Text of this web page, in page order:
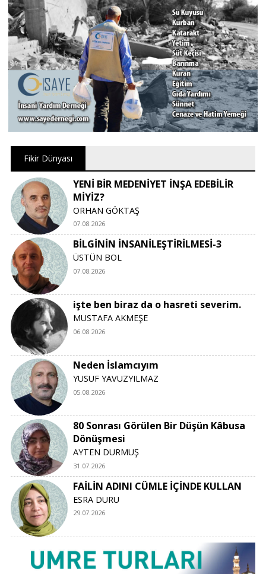
Fikir Dünyası
YENİ BİR MEDENİYET İNŞA EDEBİLİR
MİYİZ?
ORHAN GÖKTAŞ
07.08.2026
BİLGİNİN İNSANİLEŞTİRİLMESİ-3
ÜSTÜN BOL
07.08.2026
işte ben biraz da o hasreti severim.
MUSTAFA AKMEŞE
06.08.2026
Neden İslamcıyım
YUSUF YAVUZYILMAZ
05.08.2026
80 Sonrası Görülen Bir Düşün Kâbusa
Dönüşmesi
AYTEN DURMUŞ
31.07.2026
FAİLİN ADINI CÜMLE İÇİNDE KULLAN
ESRA DURU
29.07.2026